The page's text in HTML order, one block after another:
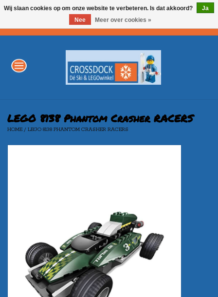
WINTERSPORT
LEGO
AKTIE
LEGO 8138 Phantom Crasher RACERS
HOME / LEGO 8138 PHANTOM CRASHER RACERS
Wij slaan cookies op om onze website te verbeteren. Is dat akkoord?
Ja
Nee
Meer over cookies »